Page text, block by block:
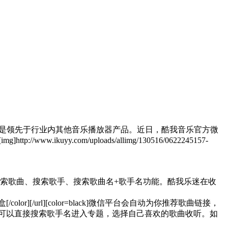
领先于行业内其他音乐播放器产品。近日，酷我音乐官方微
www.ikuyy.com/uploads/allimg/130516/0622245157-
歌曲、搜索歌手、搜索歌曲名+歌手名功能。酷我乐迷在收
color][/url][color=black]微信平台会自动为你推荐歌曲链接，
直接搜索歌手名进入专题，选择自己喜欢的歌曲收听。如